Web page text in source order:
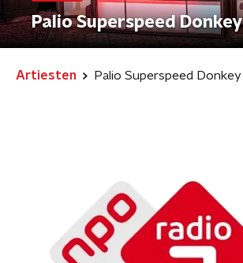
Palio Superspeed Donkey
Artiesten Palio Superspeed Donkey